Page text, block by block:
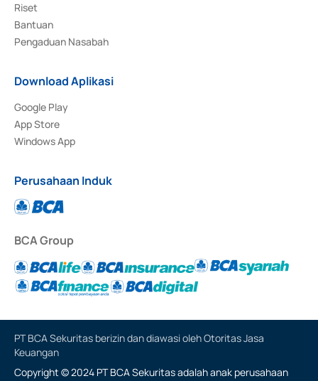
Riset
Bantuan
Pengaduan Nasabah
Download Aplikasi
Google Play
App Store
Windows App
Perusahaan Induk
BCA Group
PT BCA Sekuritas berizin dan diawasi oleh Otoritas Jasa
Keuangan
Copyright © 2024 PT BCA Sekuritas adalah anak perusahaan